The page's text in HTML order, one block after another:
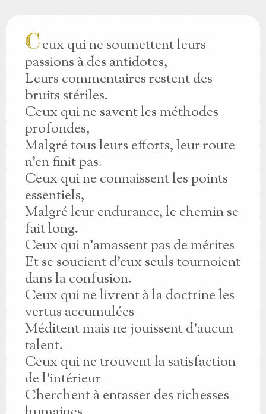
Ceux qui ne soumettent leurs
passions à des antidotes,
Leurs commentaires restent des
bruits stériles.
Ceux qui ne savent les méthodes
profondes,
Malgré tous leurs efforts, leur route
n’en finit pas.
Ceux qui ne connaissent les points
essentiels,
Malgré leur endurance, le chemin se
fait long.
Ceux qui n’amassent pas de mérites
Et se soucient d’eux seuls tournoient
dans la confusion.
Ceux qui ne livrent à la doctrine les
vertus accumulées
Méditent mais ne jouissent d’aucun
talent.
Ceux qui ne trouvent la satisfaction
de l’intérieur
Cherchent à entasser des richesses